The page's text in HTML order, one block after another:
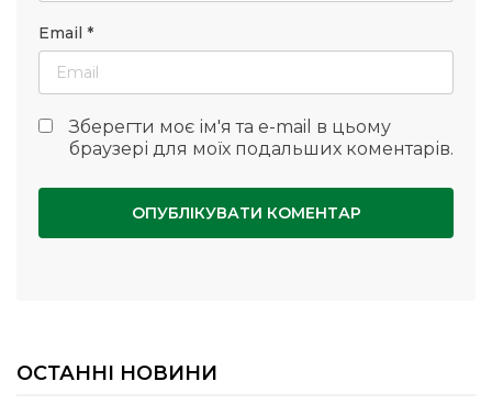
Email *
Зберегти моє ім'я та e-mail в цьому
браузері для моїх подальших коментарів.
ОСТАННІ НОВИНИ